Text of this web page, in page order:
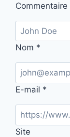
Commentaire
Nom *
E-mail *
Site